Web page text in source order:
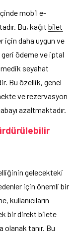
mobil e-
Bu, kağıt bilet
için daha uygun ve
ödeme ve iptal
seyahat
Bu özellik, genel
ve rezervasyon
azaltmaktadır.
gelecekteki
için önemli bir
kullanıcıların
bir direkt bilete
olanak tanır. Bu